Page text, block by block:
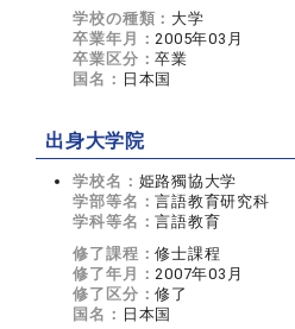
学校の種類： 大学
卒業年月：2005年03月
卒業区分：卒業
国名： 日本国
出身大学院
学校名： 姫路獨協大学
学部等名：言語教育研究科
学科等名：言語教育
修了課程：修士課程
修了年月：2007年03月
修了区分：修了
国名： 日本国